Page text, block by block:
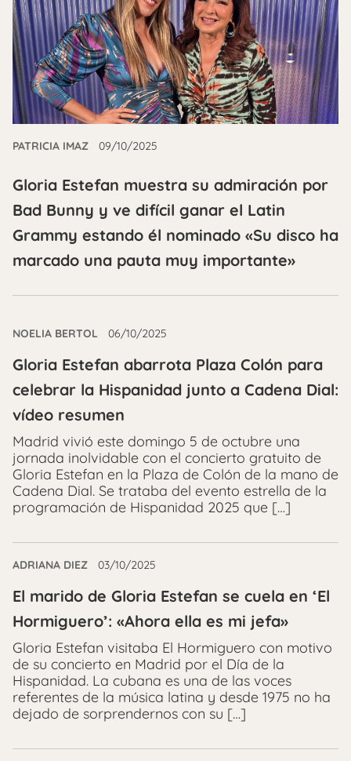
PATRICIA IMAZ 09/10/2025
Gloria Estefan muestra su admiración por
Bad Bunny y ve difícil ganar el Latin
Grammy estando él nominado «Su disco ha
marcado una pauta muy importante»
NOELIA BERTOL 06/10/2025
Gloria Estefan abarrota Plaza Colón para
celebrar la Hispanidad junto a Cadena Dial:
vídeo resumen
Madrid vivió este domingo 5 de octubre una
jornada inolvidable con el concierto gratuito de
Gloria Estefan en la Plaza de Colón de la mano de
Cadena Dial. Se trataba del evento estrella de la
programación de Hispanidad 2025 que […]
ADRIANA DIEZ 03/10/2025
El marido de Gloria Estefan se cuela en ‘El
Hormiguero’: «Ahora ella es mi jefa»
Gloria Estefan visitaba El Hormiguero con motivo
de su concierto en Madrid por el Día de la
Hispanidad. La cubana es una de las voces
referentes de la música latina y desde 1975 no ha
dejado de sorprendernos con su […]